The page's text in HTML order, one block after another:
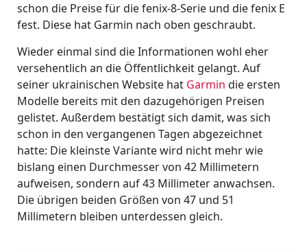
schon die Preise für die fenix-8-Serie und die fenix E
fest. Diese hat Garmin nach oben geschraubt.
Wieder einmal sind die Informationen wohl eher
versehentlich an die Öffentlichkeit gelangt. Auf
seiner ukrainischen Website hat Garmin die ersten
Modelle bereits mit den dazugehörigen Preisen
gelistet. Außerdem bestätigt sich damit, was sich
schon in den vergangenen Tagen abgezeichnet
hatte: Die kleinste Variante wird nicht mehr wie
bislang einen Durchmesser von 42 Millimetern
aufweisen, sondern auf 43 Millimeter anwachsen.
Die übrigen beiden Größen von 47 und 51
Millimetern bleiben unterdessen gleich.